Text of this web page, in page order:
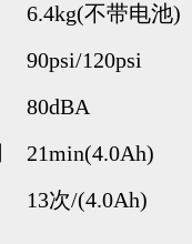
6.4kg(不带电池)
90psi/120psi
80dBA
21min(4.0Ah)
13次/(4.0Ah)